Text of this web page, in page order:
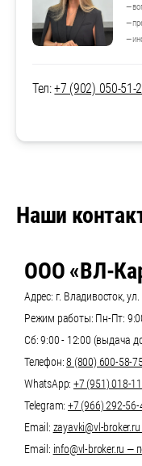
—
—
—
Тел:+7 (902) 050-51-
Наши
ООО «ВЛ-
Адрес: г. Владивосток,
Режим работы: Пн-Пт:
Сб: 9:00 - 12:00 (выдача
Телефон:8 (800) 600-58-
WhatsApp: +7 (951) 018-
Telegram: +7 (966) 292-56-
Email: zayavki@vl-
Email: info@vl-broker.ru —